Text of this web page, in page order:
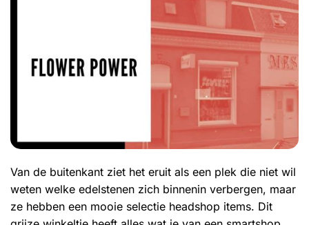
Van de buitenkant ziet het eruit als een plek die niet wil
weten welke edelstenen zich binnenin verbergen, maar
ze hebben een mooie selectie headshop items. Dit